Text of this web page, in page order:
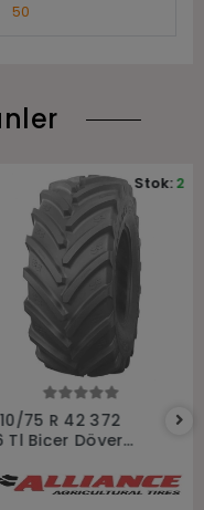
50
75 R 42 372
Tl Biçer Döver
Stok:2